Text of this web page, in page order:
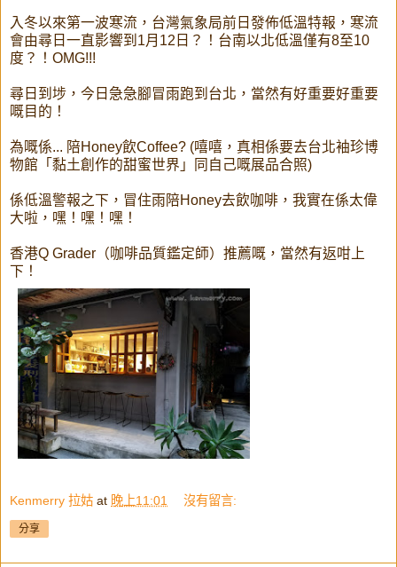
入冬以來第一波寒流，台灣氣象局前日發佈低溫特報，寒流
會由尋日一直影響到1月12日？！台南以北低溫僅有8至10
度？！OMG!!!
尋日到埗，今日急急腳冒雨跑到台北，當然有好重要好重要
嘅目的！
為嘅係... 陪Honey飲Coffee? (嘻嘻，真相係要去台北袖珍博
物館「黏土創作的甜蜜世界」同自己嘅展品合照)
係低溫警報之下，冒住雨陪Honey去飲咖啡，我實在係太偉
大啦，嘿！嘿！嘿！
香港Q Grader（咖啡品質鑑定師）推薦嘅，當然有返咁上
下！
Kenmerry 拉姑 at 晚上11:01 沒有留言:
分享